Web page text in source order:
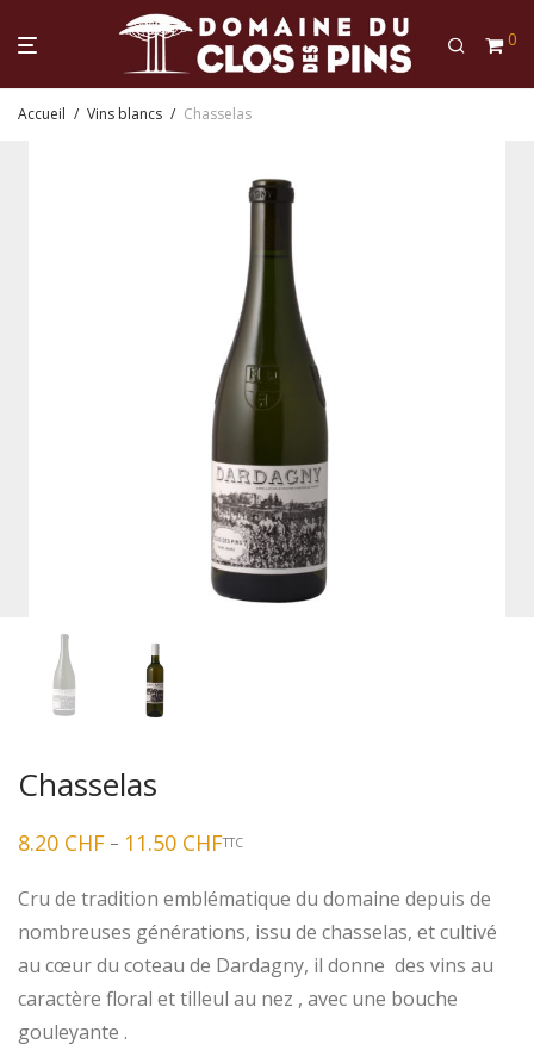
0
Accueil / Vins blancs / Chasselas
Chasselas
8.20 CHF – 11.50 CHF
Plage
8.20 CHF
11.50 CHF
TTC
Cru de tradition emblématique du domaine depuis de
nombreuses générations, issu de chasselas, et cultivé
au cœur du coteau de Dardagny, il donne des vins au
caractère floral et tilleul au nez , avec une bouche
gouleyante .